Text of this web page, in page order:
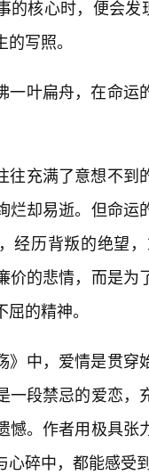
的核心时，便会
写照。
一叶扁舟，在命运
往充满了意想不到
烂却易逝。但命
经历背叛的绝望
价的悲情，而是
的精神。
》中，爱情是贯穿
一段禁忌的爱恋
憾。作者用极具
心碎中，都能感受